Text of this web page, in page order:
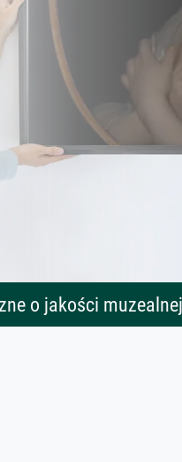
o jakości muzealnej